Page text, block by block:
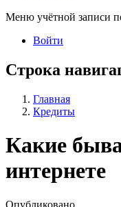
Меню учётной записи
Войти
Строка
Главная
Кредиты
Какие
интернете
Опубликовано